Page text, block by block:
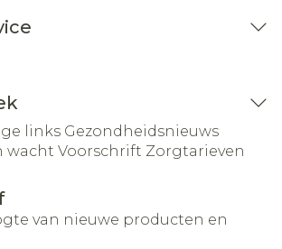
links Gezondheidsnieuws
wacht Voorschrift Zorgtarieven
van nieuwe producten en